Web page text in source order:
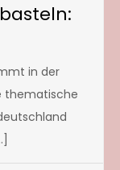
in der
thematische